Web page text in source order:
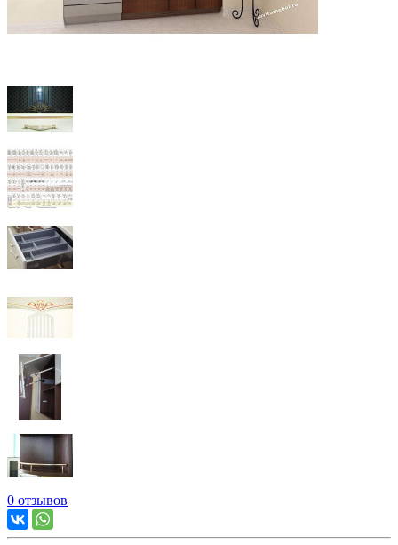
0 отзывов